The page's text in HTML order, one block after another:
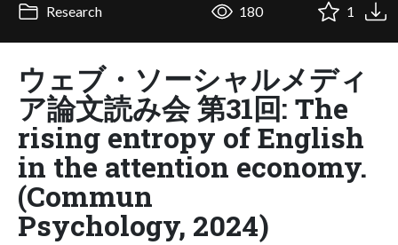
Research 180 1
ウェブ・ソーシャルメディ
ア論文読み会 第31回: The
rising entropy of English
in the attention economy.
(Commun
Psychology, 2024)